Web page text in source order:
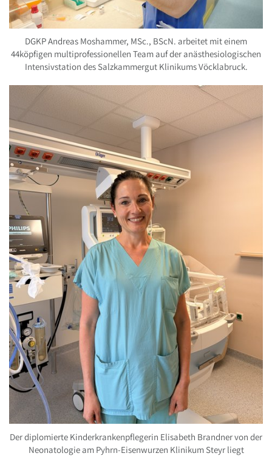
DGKP Andreas Moshammer, MSc., BScN. arbeitet mit einem
44köpfigen multiprofessionellen Team auf der anästhesiologischen
Intensivstation des Salzkammergut Klinikums Vöcklabruck.
Der diplomierte Kinderkrankenpflegerin Elisabeth Brandner von der
Neonatologie am Pyhrn-Eisenwurzen Klinikum Steyr liegt